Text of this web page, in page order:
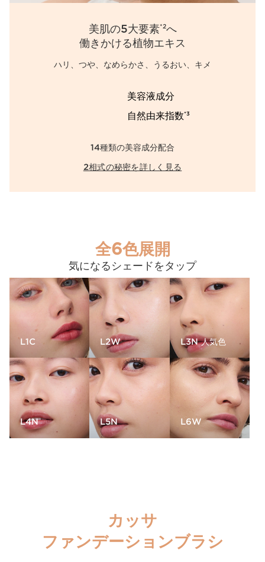
美肌の5大要素*2へ
働きかける植物エキス
ハリ、つや、なめらかさ、うるおい、キメ
美容液成分
自然由来指数*3
14種類の美容成分配合
2相式の秘密を詳しく見る
全6色展開
気になるシェードをタップ
L1C L2W L3N 人気色
L4N L5N L6W
カッサ
ファンデーションブラシ